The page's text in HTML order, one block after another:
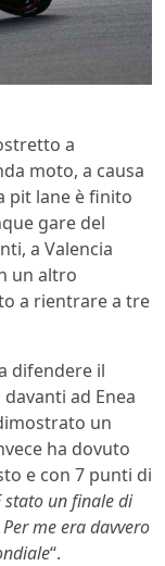
a
moto, a causa
pit lane è finito
gare del
a Valencia
un altro
a rientrare a tre
difendere il
ad Enea
un
ha dovuto
e con 7 punti di
stato un finale di
me era davvero
“.